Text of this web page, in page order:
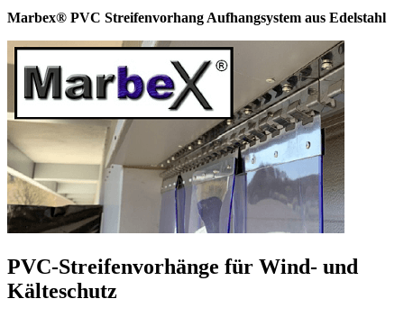
Marbex® PVC Streifenvorhang Aufhangsystem aus Edelstahl
PVC-Streifenvorhänge für Wind- und
Kälteschutz